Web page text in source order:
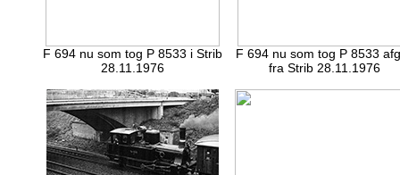
F 694 nu som tog P 8533 i Strib
28.11.1976
F 694 nu som tog P 8533
fra Strib 28.11.1976